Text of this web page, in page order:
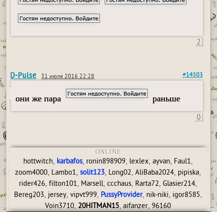
2
D-Pulse 31 июля 2016 22:28 #14503
они же пара раньше
0
ONLINE
hottwitch, karbafos, ronin898909, lexlex,ayvan, Faul1,
zoom4000, Lambo1,solit123, Long02,AliBaba2024, pipiska,
rider426,filton101, Marsell,ccchaus, Rarta72,Glasier214,
Bereg203, jersey,vipvt999, PussyProvider, nik-niki, igor8585,
Voin3710,20HITMAN15,aifanzer,96160